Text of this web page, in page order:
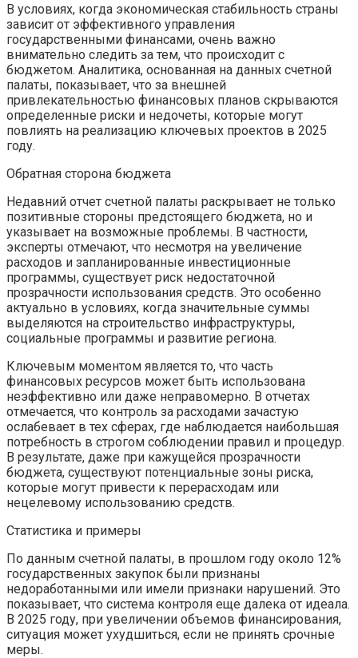
В условиях, когда экономическая стабильность страны
зависит от эффективного управления
государственными финансами, очень важно
внимательно следить за тем, что происходит с
бюджетом. Аналитика, основанная на данных счетной
палаты, показывает, что за внешней
привлекательностью финансовых планов скрываются
определенные риски и недочеты, которые могут
повлиять на реализацию ключевых проектов в 2025
году.
Обратная сторона бюджета
Недавний отчет счетной палаты раскрывает не только
позитивные стороны предстоящего бюджета, но и
указывает на возможные проблемы. В частности,
эксперты отмечают, что несмотря на увеличение
расходов и запланированные инвестиционные
программы, существует риск недостаточной
прозрачности использования средств. Это особенно
актуально в условиях, когда значительные суммы
выделяются на строительство инфраструктуры,
социальные программы и развитие региона.
Ключевым моментом является то, что часть
финансовых ресурсов может быть использована
неэффективно или даже неправомерно. В отчетах
отмечается, что контроль за расходами зачастую
ослабевает в тех сферах, где наблюдается наибольшая
потребность в строгом соблюдении правил и процедур.
В результате, даже при кажущейся прозрачности
бюджета, существуют потенциальные зоны риска,
которые могут привести к перерасходам или
нецелевому использованию средств.
Статистика и примеры
По данным счетной палаты, в прошлом году около 12%
государственных закупок были признаны
недоработанными или имели признаки нарушений. Это
показывает, что система контроля еще далека от идеала.
В 2025 году, при увеличении объемов финансирования,
ситуация может ухудшиться, если не принять срочные
меры.